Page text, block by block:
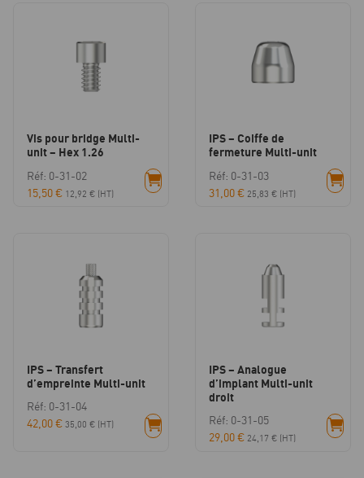
Vis pour bridge Multi-
unit – Hex 1.26
Réf: 0-31-02
15,50€ 12,92 € (HT)
IPS – Coiffe de
fermeture Multi-unit
Réf: 0-31-03
31,00€ 25,83 € (HT)
IPS – Transfert
d’empreinte Multi-unit
Réf: 0-31-04
42,00€ 35,00 € (HT)
IPS – Analogue
d’implant Multi-unit
droit
Réf: 0-31-05
29,00€ 24,17 € (HT)